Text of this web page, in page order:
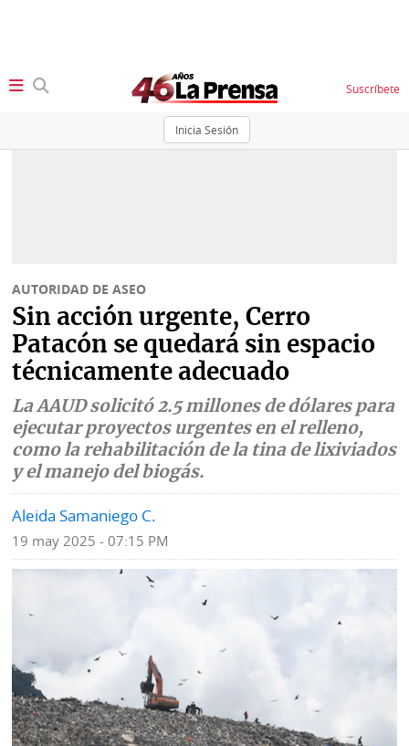
Inicia Sesión
Suscríbete
Sociedad
Judiciales
Política
Economía
Mundo
Deportes
Tecnología
Ponle
K
Vivir+
Opinión
Blogs
Fotografías
Videos
Fe
de
Historias
SERVICIOS
AUTORIDAD DE ASEO
Sin acción urgente, Cerro
Patacón se quedará sin espacio
técnicamente adecuado
La AAUD solicitó 2.5 millones de dólares para
ejecutar proyectos urgentes en el relleno,
como la rehabilitación de la tina de lixiviados
y el manejo del biogás.
Aleida Samaniego C.
19 may 2025 - 07:15 PM